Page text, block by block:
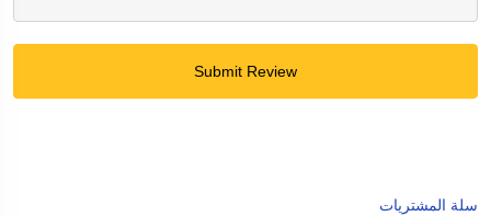
Submit Review
سلة المشتريات